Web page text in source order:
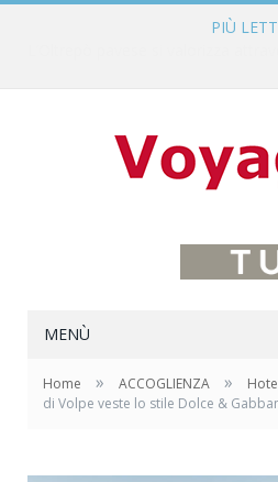
PIÙ
MENÙ
Home » ACCOGLIENZA »
di Volpe veste lo stile Dolce &